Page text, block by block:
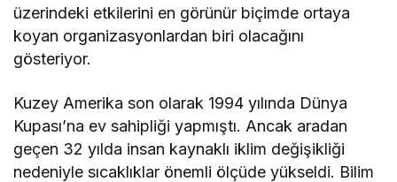
üzerindeki etkilerini en görünür biçimde ortaya
koyan organizasyonlardan biri olacağını
gösteriyor.
Kuzey Amerika son olarak 1994 yılında Dünya
Kupası’na ev sahipliği yapmıştı. Ancak aradan
geçen 32 yılda insan kaynaklı iklim değişikliği
nedeniyle sıcaklıklar önemli ölçüde yükseldi. Bilim